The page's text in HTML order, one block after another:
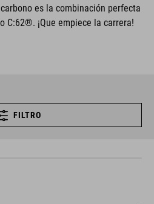
es la combinación perfecta
C:62®. ¡Que empiece la carrera!
FILTRO